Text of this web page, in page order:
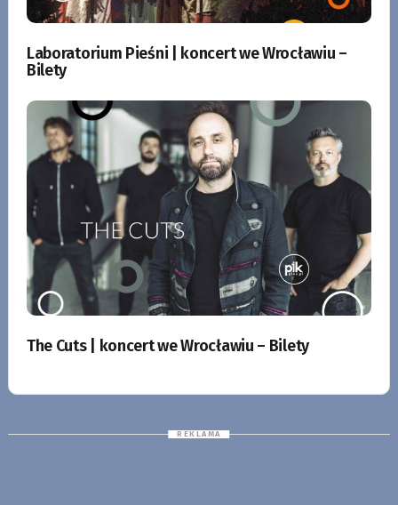
Laboratorium Pieśni | koncert we Wrocławiu –
Bilety
The Cuts | koncert we Wrocławiu – Bilety